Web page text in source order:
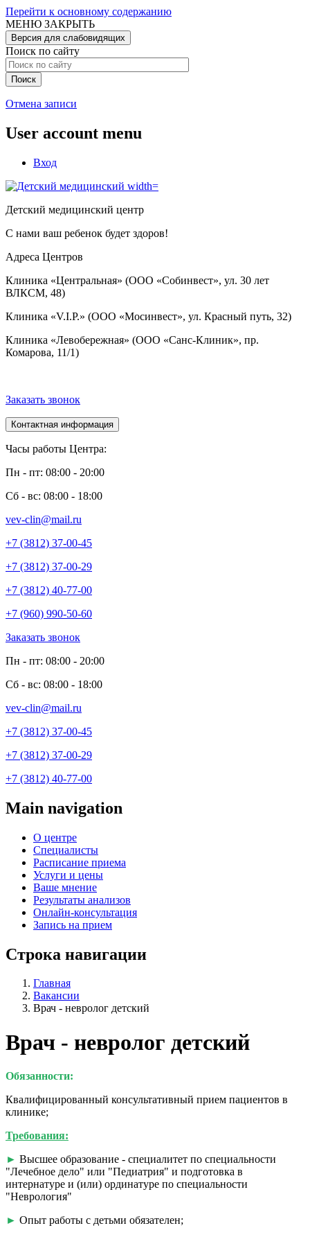
Перейти к основному содержанию
МЕНЮ ЗАКРЫТЬ
Версия для слабовидящих
Поиск по сайту
Отмена записи
User account menu
Вход
Детский медицинский центр
С нами ваш ребенок будет здоров!
Адреса Центров
Клиника «Центральная» (ООО «Собинвест», ул. 30 лет
ВЛКСМ, 48)
Клиника «V.I.P.» (ООО «Мосинвест», ул. Красный путь, 32)
Клиника «Левобережная» (ООО «Санс-Клиник», пр.
Комарова, 11/1)
Заказать звонок
Контактная информация
Часы работы Центра:
Пн - пт: 08:00 - 20:00
Сб - вс: 08:00 - 18:00
vev-clin@mail.ru
+7 (3812) 37-00-45
+7 (3812) 37-00-29
+7 (3812) 40-77-00
+7 (960) 990-50-60
Заказать звонок
Пн - пт: 08:00 - 20:00
Сб - вс: 08:00 - 18:00
vev-clin@mail.ru
+7 (3812) 37-00-45
+7 (3812) 37-00-29
+7 (3812) 40-77-00
Main navigation
О центре
Специалисты
Расписание приема
Услуги и цены
Ваше мнение
Результаты анализов
Онлайн-консультация
Запись на прием
Строка навигации
Главная
Вакансии
Врач - невролог детский
Врач - невролог детский
Обязанности:
Квалифицированный консультативный прием пациентов в
клинике;
Требования:
► Высшее образование - специалитет по специальности
"Лечебное дело" или "Педиатрия" и подготовка в
интернатуре и (или) ординатуре по специальности
"Неврология"
► Опыт работы с детьми обязателен;